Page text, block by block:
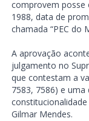
comprovem posse
1988, data de
chamada “PEC do
A aprovação
julgamento no
que contestam a
7583, 7586) e
Gilmar Mendes.